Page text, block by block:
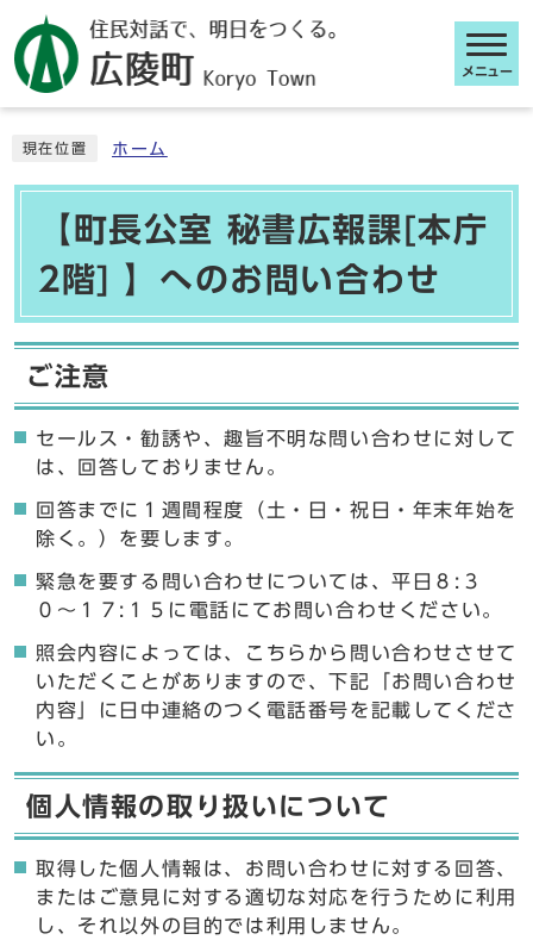
メニュー
現在位置 ホーム
【町長公室 秘書広報課[本庁
2階] 】へのお問い合わせ
ご注意
セールス・勧誘や、趣旨不明な問い合わせに対して
は、回答しておりません。
回答までに１週間程度（土・日・祝日・年末年始を
除く。）を要します。
緊急を要する問い合わせについては、平日８:３
０〜１７:１５に電話にてお問い合わせください。
照会内容によっては、こちらから問い合わせさせて
いただくことがありますので、下記「お問い合わせ
内容」に日中連絡のつく電話番号を記載してくださ
い。
個人情報の取り扱いについて
取得した個人情報は、お問い合わせに対する回答、
またはご意見に対する適切な対応を行うために利用
し、それ以外の目的では利用しません。